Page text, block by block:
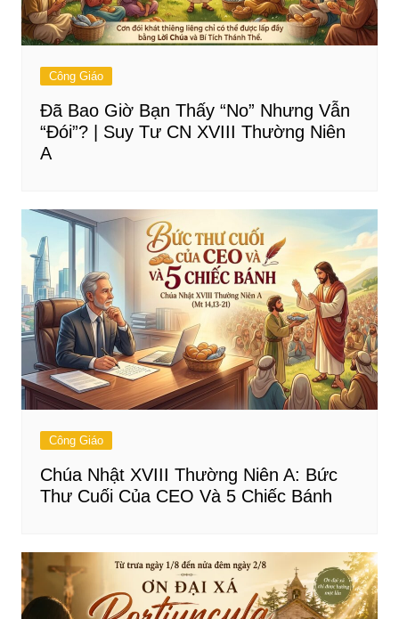
Công Giáo
Đã Bao Giờ Bạn Thấy “No” Nhưng Vẫn
“Đói”? | Suy Tư CN XVIII Thường Niên
A
Công Giáo
Chúa Nhật XVIII Thường Niên A: Bức
Thư Cuối Của CEO Và 5 Chiếc Bánh